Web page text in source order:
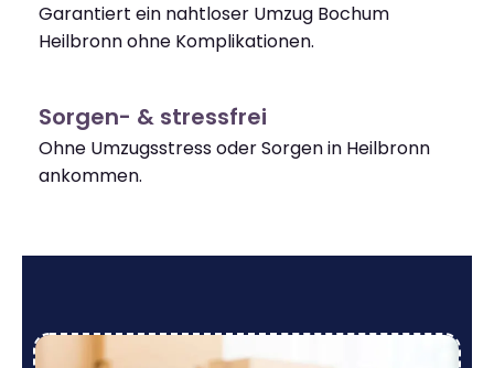
Garantiert ein nahtloser Umzug Bochum
Heilbronn ohne Komplikationen.
Sorgen- & stressfrei
Ohne Umzugsstress oder Sorgen in Heilbronn
ankommen.